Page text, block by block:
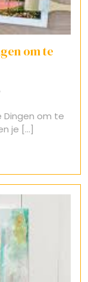
om te
Dingen om te
je [...]